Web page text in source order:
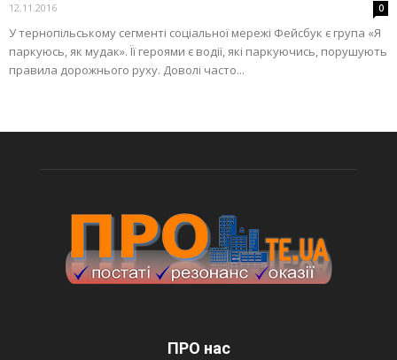
12.11.2016 0
У тернопільському сегменті соціальної мережі Фейсбук є група «Я
паркуюсь, як мудак». Її героями є водії, які паркуючись, порушують
правила дорожнього руху. Доволі часто...
ПРО нас